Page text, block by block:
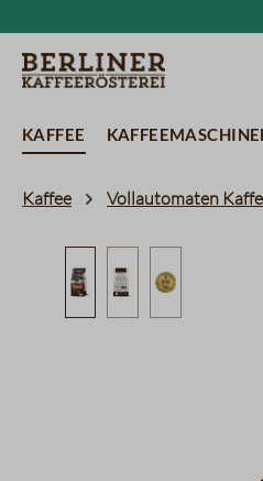
Zur Hauptnavigation
Kaffee
Kaffee Vollautomaten